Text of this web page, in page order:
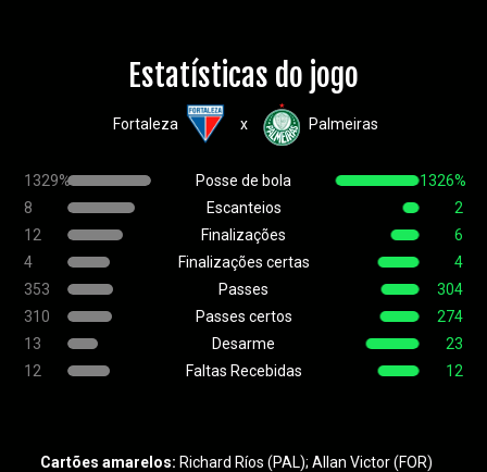
Estatísticas do jogo
Fortaleza x Palmeiras
1329%
8
12
4
353
310
13
12
Posse de bola
Escanteios
Finalizações
Finalizações certas
Passes
Passes certos
Desarme
Faltas Recebidas
1326%
2
6
4
304
274
23
12
Cartões amarelos: Richard Ríos (PAL); Allan Victor (FOR)